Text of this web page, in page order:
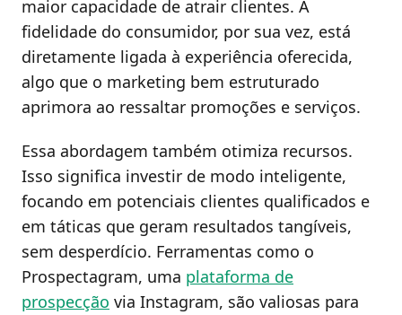
maior capacidade de atrair clientes. A
fidelidade do consumidor, por sua vez, está
diretamente ligada à experiência oferecida,
algo que o marketing bem estruturado
aprimora ao ressaltar promoções e serviços.
Essa abordagem também otimiza recursos.
Isso significa investir de modo inteligente,
focando em potenciais clientes qualificados e
em táticas que geram resultados tangíveis,
sem desperdício. Ferramentas como o
Prospectagram, uma plataforma de
prospecção via Instagram, são valiosas para